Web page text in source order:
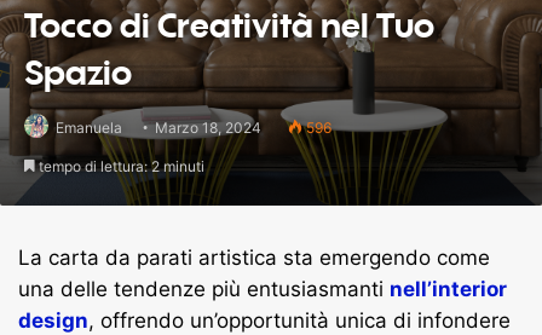
Tocco di Creatività nel Tuo
Spazio
Emanuela Marzo 18, 2024 596
tempo di lettura: 2 minuti
La carta da parati artistica sta emergendo come
una delle tendenze più entusiasmanti nell’interior
design, offrendo un’opportunità unica di infondere